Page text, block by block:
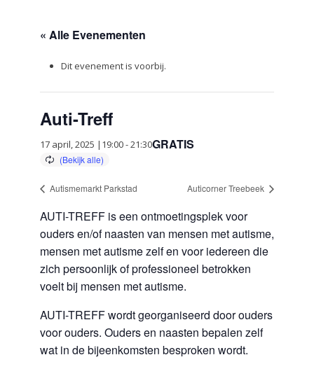
« Alle Evenementen
Dit evenement is voorbij.
Auti-Treff
17 april, 2025 |19:00-21:30GRATIS
Autismemarkt Parkstad Auticorner Treebeek
AUTI-TREFF is een ontmoetingsplek voor
ouders en/of naasten van mensen met autisme,
mensen met autisme zelf en voor iedereen die
zich persoonlijk of professioneel betrokken
voelt bij mensen met autisme.
AUTI-TREFF wordt georganiseerd door ouders
voor ouders. Ouders en naasten bepalen zelf
wat in de bijeenkomsten besproken wordt.